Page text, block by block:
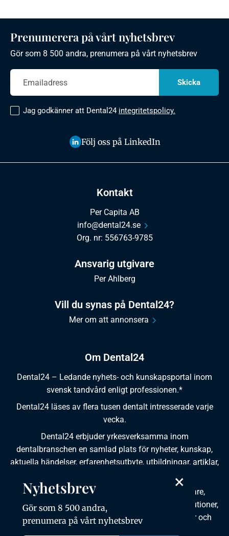
Om Dental24
Dental24 – Ledande nyhets- och kunskapsportal inom
svensk tandvård enligt professionen.*
Dental24 läses av flera tusen dentalt intresserade varje
vecka.
Dental24 erbjuder yrkesverksamma inom
dentalbranschen en samlad plats för nyheter, kunskap,
aktuella händelser, erfarenhetsutbyte, utbildningar, artiklar,
Dental24 produceras i samverkan med tandläkare,
tandhygienister, tandsköterskor, tandtekniker, institutioner,
kursgivare, föreningar, organisationer, leverantörer och
Kontakt
Per Capita AB
info@dental24.se
Org. nr: 556763-9785
Ansvarig utgivare
Per Ahlberg
Vill du synas på Dental24?
Mer om att annonsera
Prenumerera på vårt nyhetsbrev
Gör som 8 500 andra, prenumera på vårt nyhetsbrev
Jag godkänner att Dental24 integritetspolicy.
Följ oss på LinkedIn
×
Nyhetsbrev
Gör som 8 500 andra,
prenumera på vårt nyhetsbrev